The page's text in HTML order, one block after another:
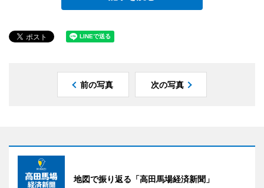
前の写真 次の写真
地図で振り返る「高田馬場経済新聞」